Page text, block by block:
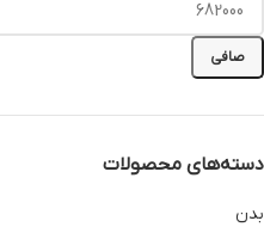
صافی
دسته‌های محصولات
بدن